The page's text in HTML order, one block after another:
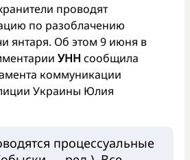
проводят
по разоблачению
янтаря. Об этом 9 июня в
УНН сообщила
коммуникации
Украины Юлия
процессуальные